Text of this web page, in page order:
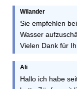
Wilander
Sie empfehlen
Wasser
Vielen Dank für
Ali
Hallo ich habe